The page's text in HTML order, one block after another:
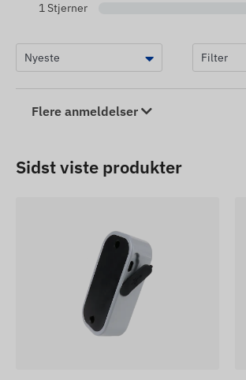
1 Stjerner
Flere anmeldelser
Sidst viste produkter